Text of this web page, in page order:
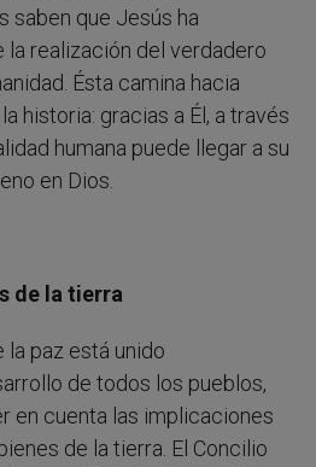
saben que Jesús ha
la realización del verdadero
Ésta camina hacia
historia: gracias a Él, a través
humana puede llegar a su
en Dios.
de la tierra
la paz está unido
de todos los pueblos,
en cuenta las implicaciones
de la tierra. El Concilio